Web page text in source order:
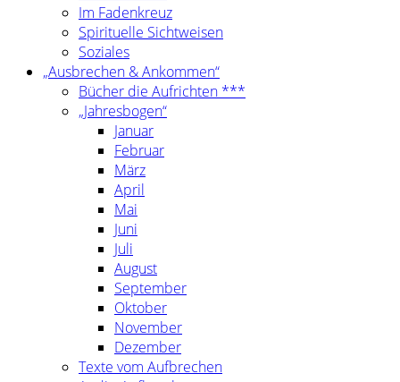
Im Fadenkreuz
Spirituelle Sichtweisen
Soziales
„Ausbrechen & Ankommen“
Bücher die Aufrichten ***
„Jahresbogen“
Januar
Februar
März
April
Mai
Juni
Juli
August
September
Oktober
November
Dezember
Texte vom Aufbrechen